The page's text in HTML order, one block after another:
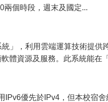
兩個時段，週末及國定...
」，利用雲端運算技術提供
體資源及服務。此系統能在
優先於IPv4，但本校宿